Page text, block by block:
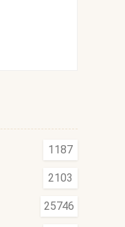
1187
2103
25746